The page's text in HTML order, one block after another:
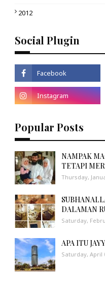
2012
Social Plugin
Popular Posts
NAMPAK
TETAPI
Thursday,
Saturday,
APA ITU
Saturday, April